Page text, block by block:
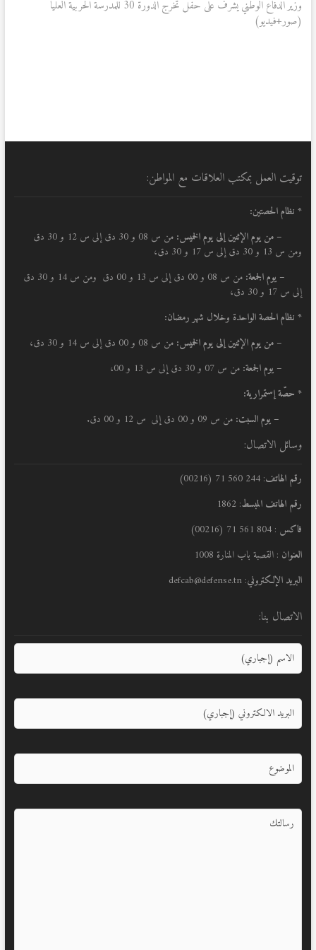
post:
وزير الدفاع الوطني يشرف على حفل تخرّج الدورة 30 للمدرسة الحربية العليا
(صور+فيديو)
توقيت العمل بمكتب العلاقات مع المواطن:
* نظام الحصتين:
– من يوم الإثنين إلى يوم الخميس:
من س 08 و 30 دق إلى س 12 و 30 دق
ومن س 13 و 30 دق إلى س 17 و 30 دق،
– يوم الجمعة:
من س 08 و 00 دق إلى س 13 و 00 دق ومن س 14 و 30 دق
إلى س 17 و 30 دق،
* نظام الحصة الواحدة وخلال شهر رمضان:
– من يوم الإثنين إلى يوم الخميس: من س 08 و 00 دق إلى س 14 و 30 دق،
– يوم الجمعة: من س 07 و 30 دق إلى س 13 و 00،
* حصّة إستمرارية:
– يوم السبت: من س 09 و 00 دق إلى س 12 و 00 دق.
وسائل الاتصال:
رقم الهاتف: 244 560 71 (00216)
رقم الهاتف المبسط: 1862
فاكس : 804 561 71 (00216)
العنوان : القصبة باب المنارة 1008
البريد الإلكتروني: defcab@defense.tn
الاتصال بنا: